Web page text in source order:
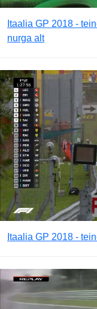
Itaalia GP 2018 -
nurga alt
Itaalia GP 2018 -